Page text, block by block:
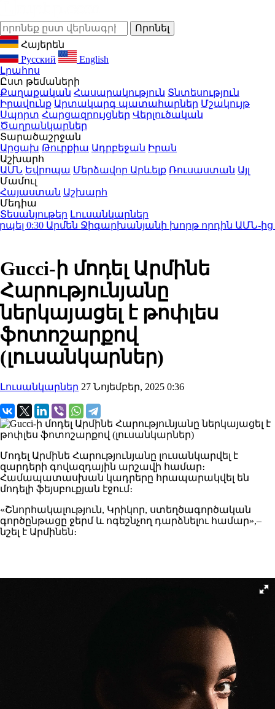
Հայերեն
Русский
English
Լրահոս
Ըստ թեմաների
Քաղաքական Հասարակություն Տնտեսություն
Իրավունք Արտակարգ պատահարներ Մշակույթ
Սպորտ Հարցազրույցներ Վերլուծական
Ծաղրանկարներ
Տարածաշրջան
Արցախ Թուրքիա Ադրբեջան Իրան
Աշխարհ
ԱՄՆ Եվրոպա Մերձավոր Արևելք Ռուսաստան Այլ
Մամուլ
Հայաստան Աշխարհ
Մեդիա
Տեսանյութեր Լուսանկարներ
Արմեն Ջիգարխանյանի խորթ որդին ԱՄՆ-ից
Gucci-ի մոդել Արմինե
Հարությունյանը
ներկայացել է թոփլես
ֆոտոշարքով
(լուսանկարներ)
Լուսանկարներ 27 Նոյեմբեր, 2025 0:36
Մոդել Արմինե Հարությունյանը լուսանկարվել է
զարդերի գովազդային արշավի համար։
Համապատասխան կադրերը հրապարակվել են
մոդելի ֆեյսբուքյան էջում։
«Շնորհակալություն, Կրիկոր, ստեղծագործական
գործընթացը ջերմ և ոգեշնչող դարձնելու համար»,–
նշել է Արմինեն։